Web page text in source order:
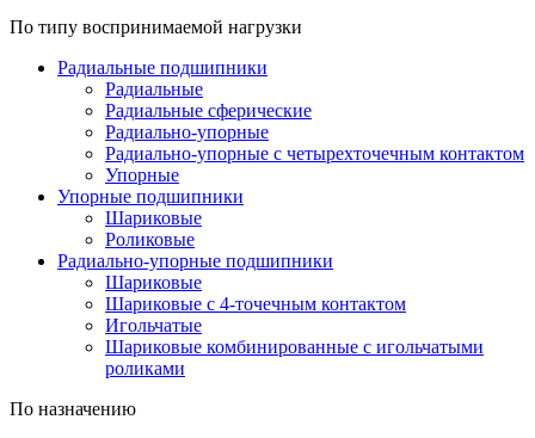
По типу воспринимаемой нагрузки
Радиальные подшипники
Радиальные
Радиальные сферические
Радиально-упорные
Радиально-упорные с четырехточечным контактом
Упорные
Упорные подшипники
Шариковые
Роликовые
Радиально-упорные подшипники
Шариковые
Шариковые с 4-точечным контактом
Игольчатые
Шариковые комбинированные с игольчатыми
роликами
По назначению